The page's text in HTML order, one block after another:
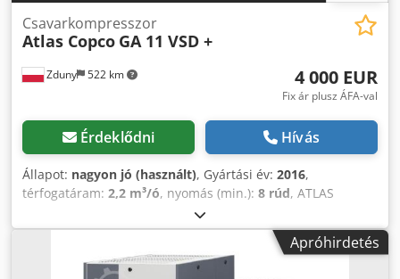
Zduny 522 km
Csavarkompresszor
Atlas Copco GA 11 VSD +
4 000 EUR
Fix ár plusz ÁFA-val
Érdeklődni Hívás
Állapot: nagyon jó (használt), Gyártási év: 2016,
térfogatáram: 2,2 m³/ó, nyomás (min.): 8 rúd, ATLAS
COPCO GA 11 VSD+ csavarkompresszor Frekvenciaváltós,
változtatható fordulatszámú 11 kW-os motor 1,95 m³/perc
teljesítmény 13 bar nyomás Crodpfjytyh Hsx Aktsf Gyártási
év: 2016 Üzemidő: 9270 üzemóra
Apróhirdetés